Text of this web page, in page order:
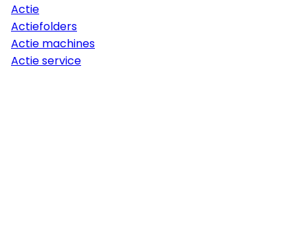
Actie
Actiefolders
Actie machines
Actie service